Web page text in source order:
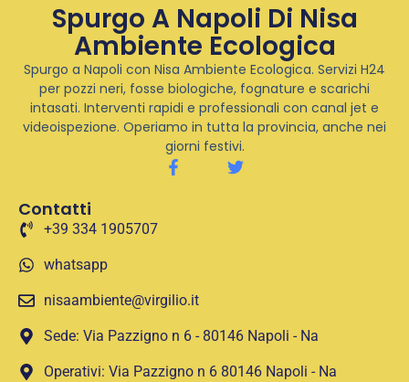
Spurgo A Napoli Di Nisa
Ambiente Ecologica
Spurgo a Napoli con Nisa Ambiente Ecologica. Servizi H24
per pozzi neri, fosse biologiche, fognature e scarichi
intasati. Interventi rapidi e professionali con canal jet e
videoispezione. Operiamo in tutta la provincia, anche nei
giorni festivi.
Contatti
+39 334 1905707
whatsapp
nisaambiente@virgilio.it
Sede: Via Pazzigno n 6 - 80146 Napoli - Na
Operativi: Via Pazzigno n 6 80146 Napoli - Na